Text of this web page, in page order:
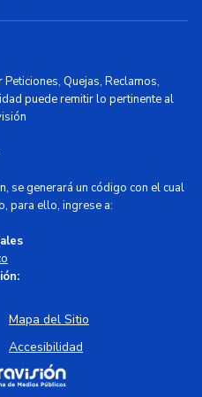
Peticiones, Quejas, Reclamos,
puede remitir lo pertinente al
se generará un código con el cual
para ello, ingrese a:
Mapa del Sitio
Accesibilidad